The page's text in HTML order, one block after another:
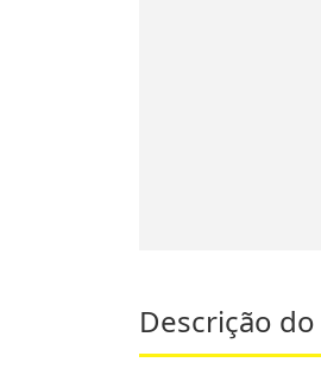
Descrição do